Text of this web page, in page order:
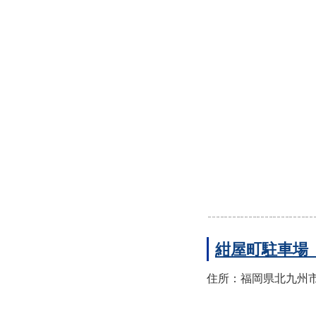
紺屋町駐車場
住所：福岡県北九州